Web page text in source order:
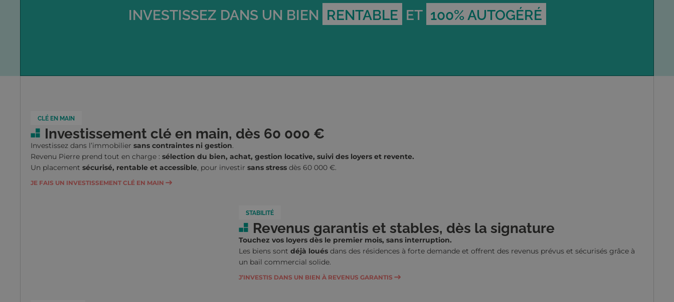
INVESTISSEZ DANS UN BIEN RENTABLE ET 100% AUTOGÉRÉ
CLÉ EN MAIN
Investissement clé en main, dès 60 000 €
Investissez dans l’immobilier sans contraintes ni gestion.
Revenu Pierre prend tout en charge : sélection du bien, achat, gestion locative, suivi des loyers et revente.
Un placement sécurisé, rentable et accessible, pour investir sans stressdès 60 000 €.
JE FAIS UN INVESTISSEMENT CLÉ EN MAIN
STABILITÉ
Revenus garantis et stables, dès la signature
Touchez vos loyers dès le premier mois, sans interruption.
Les biens sontdéjà louésdans des résidences à forte demande et offrent des revenus prévus et sécurisés grâce à
un bail commercial solide.
J’INVESTIS DANS UN BIEN À REVENUS GARANTIS